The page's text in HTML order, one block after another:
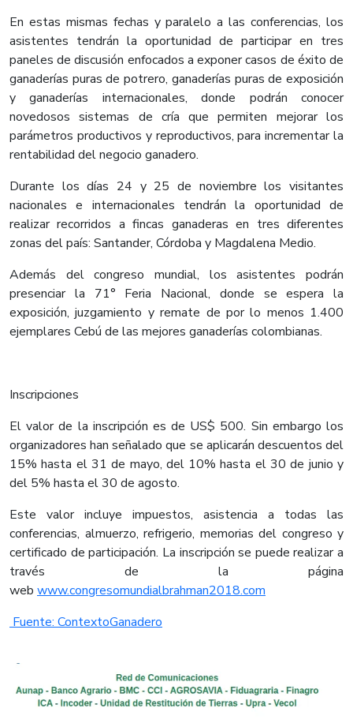
En estas mismas fechas y paralelo a las conferencias, los
asistentes tendrán la oportunidad de participar en tres
paneles de discusión enfocados a exponer casos de éxito de
ganaderías puras de potrero, ganaderías puras de exposición
y ganaderías internacionales, donde podrán conocer
novedosos sistemas de cría que permiten mejorar los
parámetros productivos y reproductivos, para incrementar la
rentabilidad del negocio ganadero.
Durante los días 24 y 25 de noviembre los visitantes
nacionales e internacionales tendrán la oportunidad de
realizar recorridos a fincas ganaderas en tres diferentes
zonas del país: Santander, Córdoba y Magdalena Medio.
Además del congreso mundial, los asistentes podrán
presenciar la 71° Feria Nacional, donde se espera la
exposición, juzgamiento y remate de por lo menos 1.400
ejemplares Cebú de las mejores ganaderías colombianas.
Inscripciones
El valor de la inscripción es de US$ 500. Sin embargo los
organizadores han señalado que se aplicarán descuentos del
15% hasta el 31 de mayo, del 10% hasta el 30 de junio y
del 5% hasta el 30 de agosto.
Este valor incluye impuestos, asistencia a todas las
conferencias, almuerzo, refrigerio, memorias del congreso y
certificado de participación. La inscripción se puede realizar a
través de la página
web www.congresomundialbrahman2018.com
Fuente: ContextoGanadero